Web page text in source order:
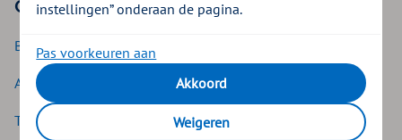
Onze verzekeringen
Basisverzekering
Aanvullende verzekering
Tandverzekering
instellingen” onderaan de pagina.
Pas voorkeuren aan
Akkoord
Weigeren